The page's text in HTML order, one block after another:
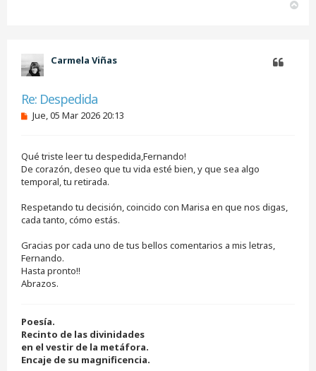
Carmela Viñas
Re: Despedida
M
e
a
j
e
s
n
l
e
r
Jue, 05 Mar 2026 20:13
Qué triste leer tu despedida,Fernando!
De corazón, deseo que tu vida esté bien, y que sea algo
temporal, tu retirada.
Respetando tu decisión, coincido con Marisa en que nos digas,
cada tanto, cómo estás.
Gracias por cada uno de tus bellos comentarios a mis letras,
Fernando.
Hasta pronto!!
Abrazos.
Poesía.
Recinto de las divinidades
en el vestir de la metáfora.
Encaje de su magnificencia.